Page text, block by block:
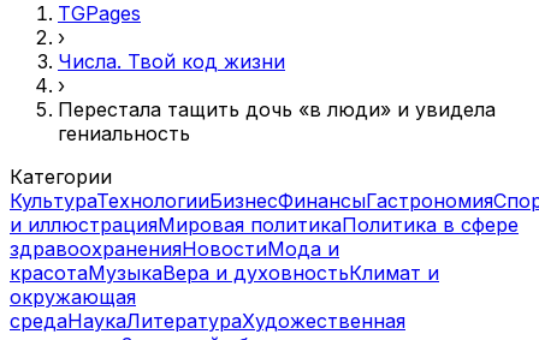
TGPages
›
Числа. Твой код жизни
›
Перестала тащить дочь «в люди» и увидела
гениальность
Категории
КультураТехнологииБизнесФинансыГастрономия
и иллюстрацияМировая политикаПолитика в сфере
здравоохраненияНовостиМода и
красотаМузыкаВера и духовностьКлимат и
окружающая
средаНаукаЛитератураХудожественная